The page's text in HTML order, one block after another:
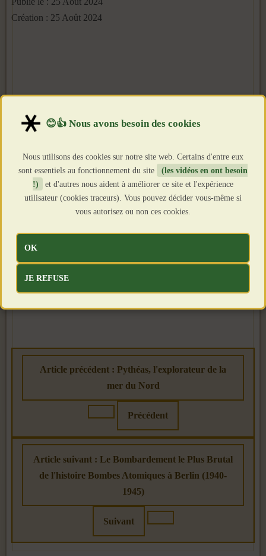
Création : 25 Août 2024
Article précédent : Pythéas, l'explorateur de la
mer du Nord
Précédent
Article suivant : Le Bombardement le Plus Brutal
de l'histoire Bombes Atomiques à Berlin (1940-
1945)
Suivant
Nous utilisons des cookies sur notre site web. Certains d'entre eux
sont essentiels au fonctionnement du site
(les vidéos en ont besoin
!)
et d'autres nous aident à améliorer ce site et l'expérience
utilisateur (cookies traceurs). Vous pouvez décider vous-même si
vous autorisez ou non ces cookies.
OK
JE REFUSE